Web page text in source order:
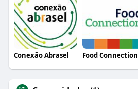
Conexão Abrasel Food Connection